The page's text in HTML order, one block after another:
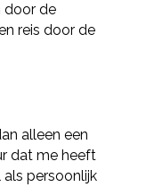
door de
reis door de
alleen een
dat me heeft
persoonlijk